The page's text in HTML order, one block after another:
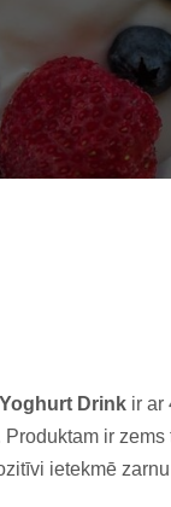
Drink ir ar
ir
ietekmē